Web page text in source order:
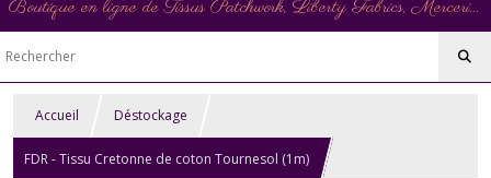
Boutique en ligne de Tissus Patchwork, Liberty Fabrics, Mercerie et Matériel de Point de Croix
Accueil Déstockage
FDR - Tissu Cretonne de coton Tournesol (1m)